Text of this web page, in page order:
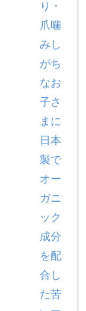
り・
爪噛
みし
がち
なお
子さ
まに
日本
製で
オー
ガニ
ック
成分
を配
合し
た苦